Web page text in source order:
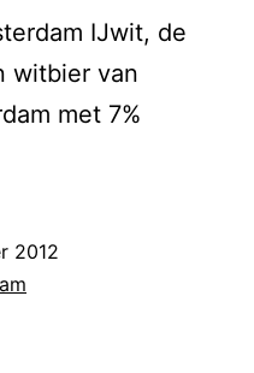
IJwit, de
witbier van
met 7%
2012